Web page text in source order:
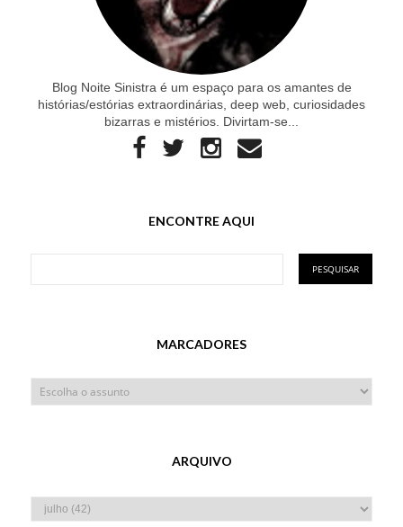
Blog Noite Sinistra é um espaço para os amantes de
histórias/estórias extraordinárias, deep web, curiosidades
bizarras e mistérios. Divirtam-se...
ENCONTRE AQUI
MARCADORES
ARQUIVO